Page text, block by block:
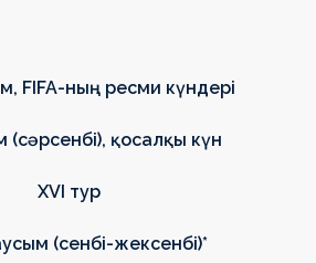
FIFA-ның ресми күндері
(сәрсенбі), қосалқы күн
ХVI тур
(сенбі-жексенбі)*